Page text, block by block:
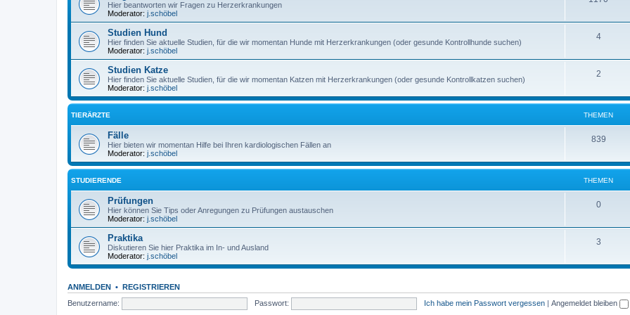
Hier beantworten wir Fragen zu Herzerkrankungen
Moderator: j.schöbel
Studien Hund
Hier finden Sie aktuelle Studien, für die wir momentan Hunde mit Herzerkrankungen (oder gesunde Kontrollhunde suchen)
Moderator: j.schöbel
4
Studien Katze
Hier finden Sie aktuelle Studien, für die wir momentan Katzen mit Herzerkrankungen (oder gesunde Kontrollkatzen suchen)
Moderator: j.schöbel
2
TIERÄRZTE THEMEN
Fälle
Hier bieten wir momentan Hilfe bei Ihren kardiologischen Fällen an
Moderator: j.schöbel
839
STUDIERENDE THEMEN
Prüfungen
Hier können Sie Tips oder Anregungen zu Prüfungen austauschen
Moderator: j.schöbel
0
Praktika
Diskutieren Sie hier Praktika im In- und Ausland
Moderator: j.schöbel
3
ANMELDEN • REGISTRIEREN
Benutzername:
Passwort: Ich habe mein Passwort vergessen | Angemeldet bleiben